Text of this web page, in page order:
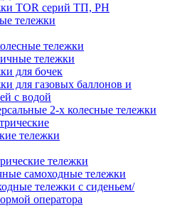
TOR серий ТП, PH
тележки
тележки
тележки
для бочек
для газовых баллонов и
с водой
2-х колесные тележки
тележки
тележки
самоходные тележки
тележки с сиденьем/
оператора